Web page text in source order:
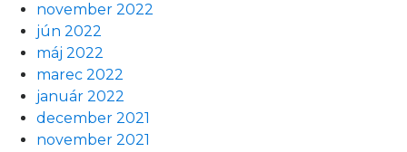
november 2022
jún 2022
máj 2022
marec 2022
január 2022
december 2021
november 2021